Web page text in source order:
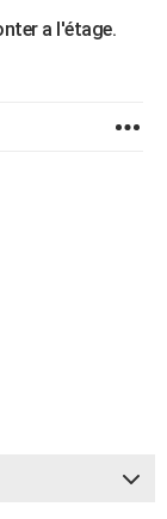
a l'étage.